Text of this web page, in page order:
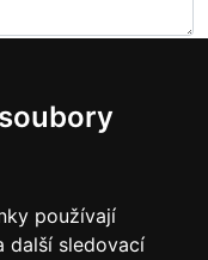
používají
další sledovací